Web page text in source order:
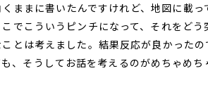
ままに書いたんですけれど、地図に載
でこういうピンチになって、それをど
とは考えました。結果反応が良かった
、そうしてお話を考えるのがめちゃめ